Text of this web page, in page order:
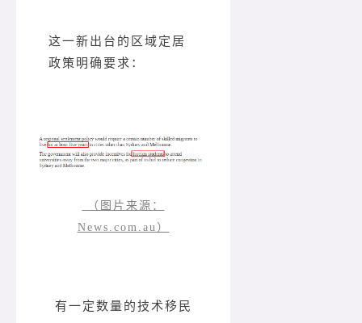
这一新出台的区域定居
政策明确要求：
（图片来源：
News.com.au）
有一定数量的技术移民